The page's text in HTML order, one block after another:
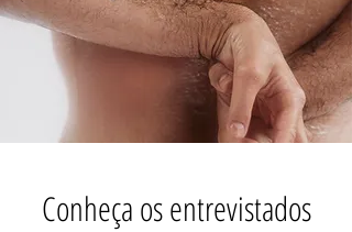
Conheça os entrevistados